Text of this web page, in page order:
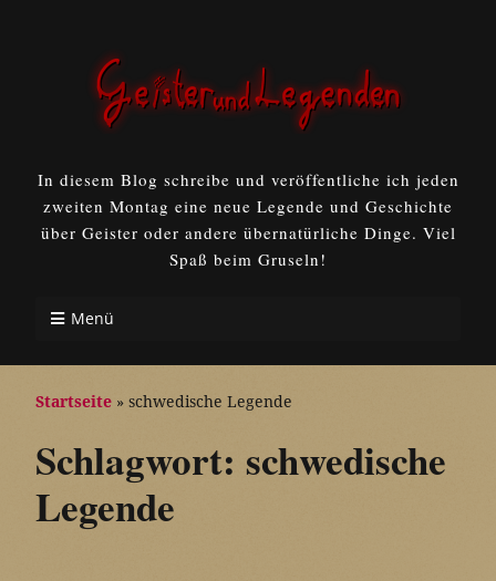
In diesem Blog schreibe und veröffentliche ich jeden
zweiten Montag eine neue Legende und Geschichte
über Geister oder andere übernatürliche Dinge. Viel
Spaß beim Gruseln!
Menü
Startseite » schwedische Legende
Schlagwort: schwedische
Legende